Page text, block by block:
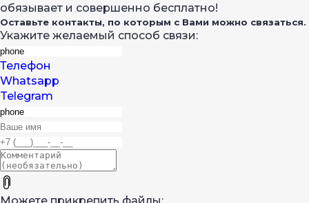
обязывает и совершенно бесплатно!
Оставьте контакты, по которым с Вами можно связаться.
Укажите желаемый способ связи:
Телефон
Whatsapp
Telegram